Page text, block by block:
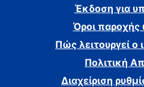
Έκδοση για
Όροι παροχής
Πώς λειτουργεί ο
Πολιτική
Διαχείριση